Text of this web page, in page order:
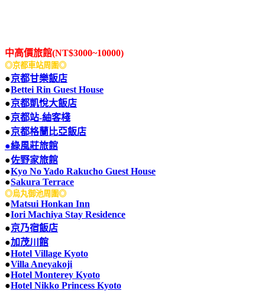
中高價旅館(NT$3000~10000)
◎京都車站周圍◎
●京都甘樂飯店
●Bettei Rin Guest House
●京都凱悅大飯店
●京都站-紬客棧
●京都格蘭比亞飯店
●綠風莊旅館
●佐野家旅館
●Kyo No Yado Rakucho Guest House
●Sakura Terrace
◎烏丸御池周圍◎
●Matsui Honkan Inn
●Iori Machiya Stay Residence
●京乃宿飯店
●加茂川館
●Hotel Village Kyoto
●Villa Aneyakoji
●Hotel Monterey Kyoto
●Hotel Nikko Princess Kyoto